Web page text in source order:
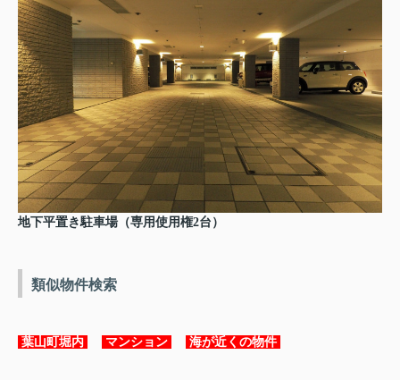
地下平置き駐車場（専用使用権2台）
類似物件検索
葉山町堀内 マンション 海が近くの物件